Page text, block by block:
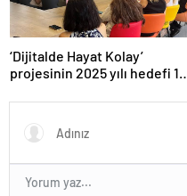
‘Dijitalde Hayat Kolay’
projesinin 2025 yılı hedefi 15